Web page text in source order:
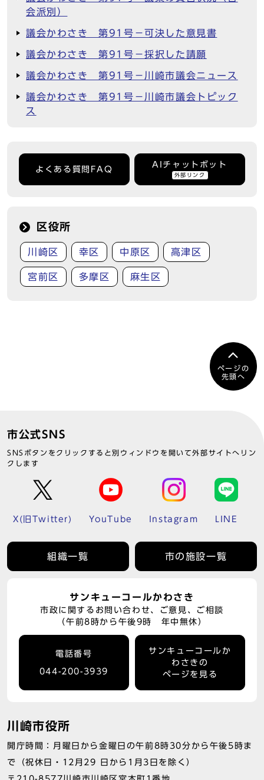
会派別）
議会かわさき 第91号－可決した意見書
議会かわさき 第91号－採択した請願
議会かわさき 第91号－川崎市議会ニュース
議会かわさき 第91号－川崎市議会トピック
ス
よくある質問FAQ
AIチャットボット
外部リンク
区役所
川崎区 幸区 中原区 高津区
宮前区 多摩区 麻生区
ページの
先頭へ
市公式SNS
SNSボタンをクリックすると別ウィンドウを開いて外部サイトへリン
クします
X(旧Twitter) YouTube Instagram LINE
組織一覧 市の施設一覧
サンキューコールかわさき
市政に関するお問い合わせ、ご意見、ご相談
（午前8時から午後9時 年中無休）
電話番号
044-200-3939
サンキューコールか
わさきの
ページを見る
川崎市役所
開庁時間：月曜日から金曜日の午前8時30分から午後5時ま
で（祝休日・12月29 日から1月3日を除く）